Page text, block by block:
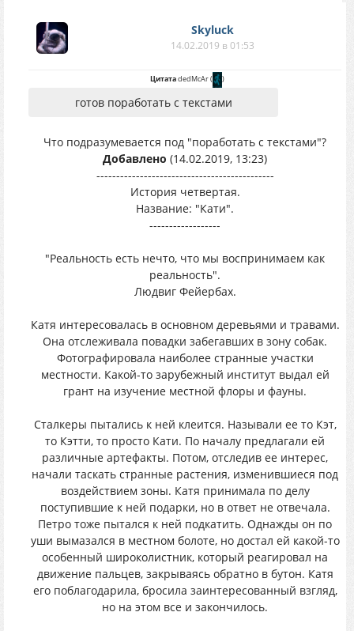
Skyluck
14.02.2019 в 01:53
ЦитатаdedMcAr( )
готов поработать с текстами
Что подразумевается под "поработать с текстами"?
Добавлено (14.02.2019, 13:23)
---------------------------------------------
История четвертая.
Название: "Кати".
------------------
"Реальность есть нечто, что мы воспринимаем как
реальность".
Людвиг Фейербах.
Катя интересовалась в основном деревьями и травами.
Она отслеживала повадки забегавших в зону собак.
Фотографировала наиболее странные участки
местности. Какой-то зарубежный институт выдал ей
грант на изучение местной флоры и фауны.
Сталкеры пытались к ней клеится. Называли ее то Кэт,
то Кэтти, то просто Кати. По началу предлагали ей
различные артефакты. Потом, отследив ее интерес,
начали таскать странные растения, изменившиеся под
воздействием зоны. Катя принимала по делу
поступившие к ней подарки, но в ответ не отвечала.
Петро тоже пытался к ней подкатить. Однажды он по
уши вымазался в местном болоте, но достал ей какой-то
особенный широколистник, который реагировал на
движение пальцев, закрываясь обратно в бутон. Катя
его поблагодарила, бросила заинтересованный взгляд,
но на этом все и закончилось.